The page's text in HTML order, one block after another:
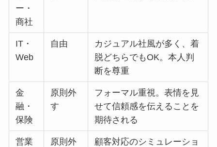
ー・
商社
IT・
Web
自由
カジュアル社風が多く、着
脱どちらでもOK。本人判
断を尊重
金
融・
保険
原則外
す
フォーマル重視。表情を見
せて信頼感を伝えることを
期待される
営業
原則外
顧客対応のシミュレーショ